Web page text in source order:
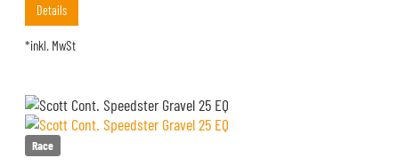
Details
*inkl. MwSt
Race